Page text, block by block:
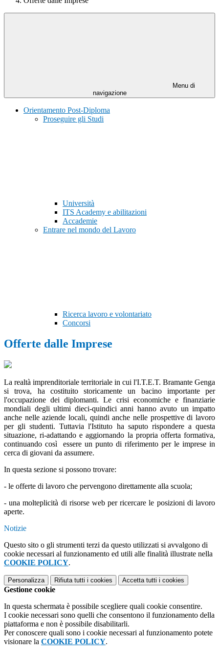
Menu di
navigazione
Orientamento Post-Diploma
Proseguire gli Studi
Università
ITS Academy e abilitazioni
Accademie
Entrare nel mondo del Lavoro
Ricerca lavoro e volontariato
Concorsi
Offerte dalle Imprese
La realtà imprenditoriale territoriale in cui l'I.T.E.T. Bramante Genga
si trova, ha costituito storicamente un bacino importante per
l'occupazione dei diplomanti. Le crisi economiche e finanziarie
mondiali degli ultimi dieci-quindici anni hanno avuto un impatto
anche nelle aziende locali, quindi anche nelle prospettive di lavoro
per gli studenti. Tuttavia l'Istituto ha saputo rispondere a questa
situazione, ri-adattando e aggiornando la propria offerta formativa,
continuando così essere un punto di riferimento per le imprese in
cerca di giovani da assumere.
In questa sezione si possono trovare:
- le offerte di lavoro che pervengono direttamente alla scuola;
- una molteplicità di risorse web per ricercare le posizioni di lavoro
aperte.
Notizie
Questo sito o gli strumenti terzi da questo utilizzati si avvalgono di
cookie necessari al funzionamento ed utili alle finalità illustrate nella
COOKIE POLICY.
Personalizza Rifiuta tutti i cookies Accetta tutti i cookies
Gestione cookie
In questa schermata è possibile scegliere quali cookie consentire.
I cookie necessari sono quelli che consentono il funzionamento della
piattaforma e non è possibile disabilitarli.
Per conoscere quali sono i cookie necessari al funzionamento potete
visionare la COOKIE POLICY.